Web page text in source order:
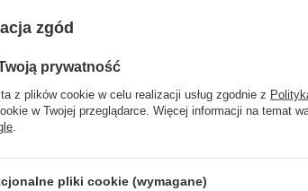
zgód
prywatność
z plików cookie w celu realizacji usług zgodnie z
w Twojej przeglądarce. Więcej informacji na temat
pliki cookie (wymagane)